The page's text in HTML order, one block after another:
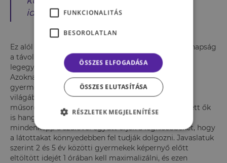
időtöltést.
Ez alól kivételt képezhet a videócsetelés, hiszen manapság
a távol élő rokonokkal ez lehet a kapcsolattartás
legegyszerűbb módja egy kisgyermek számára is.
Azoknak a szülőknek, akik 18 és 24 hónap közötti
gyermeküket szeretnék bevezetni a digitális média
világába, javasolt minél igényesebb programokat,
műsorokat megismertetniük gyermekükkel. Emellett ők
is hangsúlyozzák, hogy ezek az első tapasztalatok
mindenképp a szülővel együtt érjék a legkisebbeket, hogy
a látottakat könnyedebben fel tudják dolgozni. Javaslatuk
szerint 2 és 5 év közötti gyermekek képernyő előtt
eltöltött idejét 1 órában kell maximalizálni, és ezen
FUNKCIONALITÁS
BESOROLATLAN
ÖSSZES ELFOGADÁSA
ÖSSZES ELUTASÍTÁSA
RÉSZLETEK MEGJELENÍTÉSE